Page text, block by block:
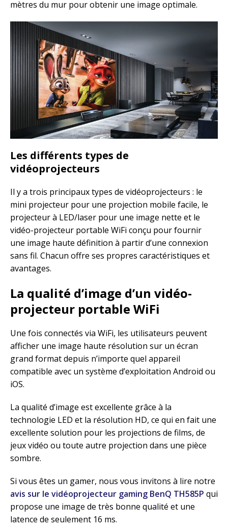
mètres du mur pour obtenir une image optimale.
Les différents types de
vidéoprojecteurs
Il y a trois principaux types de vidéoprojecteurs : le
mini projecteur pour une projection mobile facile, le
projecteur à LED/laser pour une image nette et le
vidéo-projecteur portable WiFi conçu pour fournir
une image haute définition à partir d’une connexion
sans fil. Chacun offre ses propres caractéristiques et
avantages.
La qualité d’image d’un vidéo-
projecteur portable WiFi
Une fois connectés via WiFi, les utilisateurs peuvent
afficher une image haute résolution sur un écran
grand format depuis n’importe quel appareil
compatible avec un système d’exploitation Android ou
iOS.
La qualité d’image est excellente grâce à la
technologie LED et la résolution HD, ce qui en fait une
excellente solution pour les projections de films, de
jeux vidéo ou toute autre projection dans une pièce
sombre.
Si vous êtes un gamer, nous vous invitons à lire notre
avis sur le vidéoprojecteur gaming BenQ TH585P qui
propose une image de très bonne qualité et une
latence de seulement 16 ms.